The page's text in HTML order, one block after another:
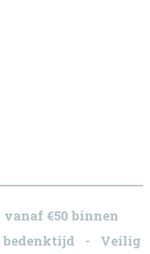
€50 binnen
bedenktijd - Veilig